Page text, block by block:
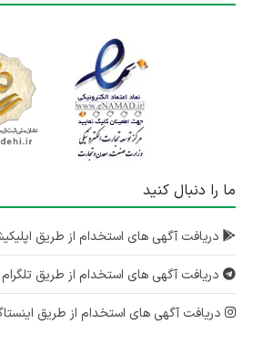
ما را دنبال کنید
دریافت آگهی های استخدام از طریق
دریافت آگهی های استخدام از طریق تلگرام
دریافت آگهی های استخدام از طریق